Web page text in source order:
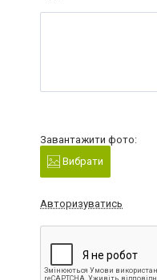
Завантажити фото:
Вибрати
Авторизуватись